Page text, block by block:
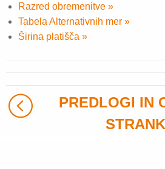
Razred obremenitve »
Tabela Alternativnih mer »
Širina platišča »
PREDLOGI IN
STRANK